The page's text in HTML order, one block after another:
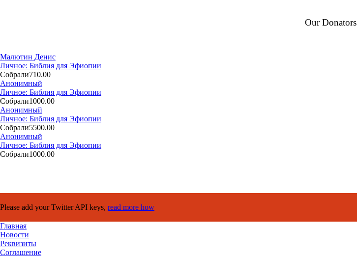
Our Donators
Малютин Денис
Личное: Библия для Эфиопии
Собрали710.00
Анонимный
Личное: Библия для Эфиопии
Собрали1000.00
Анонимный
Личное: Библия для Эфиопии
Собрали5500.00
Анонимный
Личное: Библия для Эфиопии
Собрали1000.00
Please add your Twitter API keys, read more how
Главная
Новости
Реквизиты
Соглашение